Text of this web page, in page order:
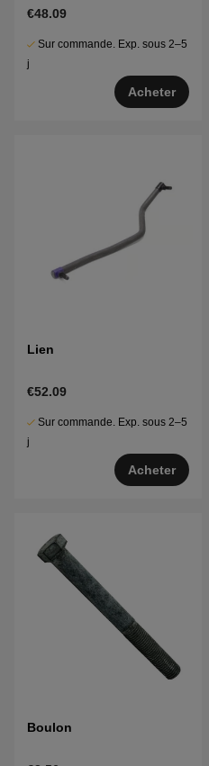
€48.09
Sur commande. Exp. sous 2–5
j
Acheter
Lien
€52.09
Sur commande. Exp. sous 2–5
j
Acheter
Boulon